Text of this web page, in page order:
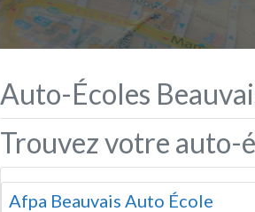
Auto-Écoles
Trouvez votre auto-
Afpa Beauvais Auto École